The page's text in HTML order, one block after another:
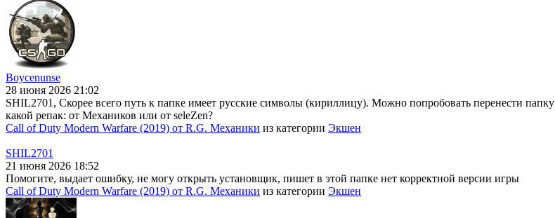
Boycenunse
28 июня 2026 21:02
SHIL2701, Скорее всего путь к папке имеет русские символы (кириллицу). Можно попробовать перенести
какой репак: от Механиков или от seleZen?
Call of Duty Modern Warfare (2019) от R.G. Механики из категории Экшен
SHIL2701
21 июня 2026 18:52
Помогите, выдает ошибку, не могу открыть установщик, пишет в этой папке нет корректной версии игры
Call of Duty Modern Warfare (2019) от R.G. Механики из категории Экшен